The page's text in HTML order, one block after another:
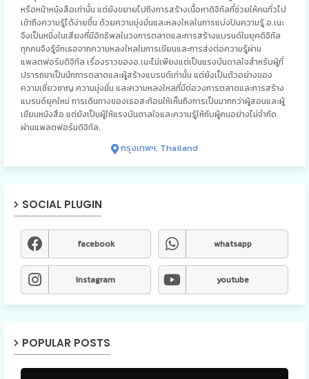
หรือหน้าหนังสือเท่านั้น แต่ยังขยายไปถึงการสร้างเนื้อหาดิจิทัลที่ช่วยให้คนทั่วไป
เข้าถึงความรู้ได้ง่ายขึ้น ด้วยความมุ่งมั่นและหลงใหลในการแบ่งปันความรู้ อ.เนะ
จึงเป็นหนึ่งในเสียงที่มีอิทธิพลในวงการตลาดและการสร้างแบรนด์ในยุคดิจิทัล
ทุกคนจึงรู้จักเธอจากความหลงใหลในการเขียนและการส่งต่อความรู้ผ่าน
แพลตฟอร์มดิจิทัล เรื่องราวของอ.เนะไม่เพียงแต่เป็นแรงบันดาลใจสำหรับผู้ที่
ปรารถนาเป็นนักการตลาดและผู้สร้างแบรนด์เท่านั้น แต่ยังเป็นตัวอย่างของ
ความเชี่ยวชาญ ความมุ่งมั่น และความหลงใหลที่มีต่อวงการตลาดและการสร้าง
แบรนด์ยุคใหม่ การเดินทางของเธอสะท้อนให้เห็นถึงการเป็นมากกว่าผู้สอนและผู้
เขียนหนังสือ แต่ยังเป็นผู้ให้แรงบันดาลใจและความรู้ให้กับผู้คนอย่างไม่จำกัด
ผ่านแพลตฟอร์มดิจิทัล.
กรุงเทพฯ, Thailand
SOCIAL PLUGIN
facebook whatsapp
instagram youtube
POPULAR POSTS